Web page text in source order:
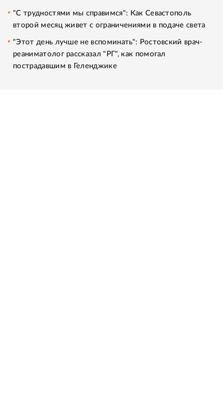
"С трудностями мы справимся": Как Севастополь
второй месяц живет с ограничениями в подаче света
"Этот день лучше не вспоминать": Ростовский врач-
реаниматолог рассказал "РГ", как помогал
пострадавшим в Геленджике